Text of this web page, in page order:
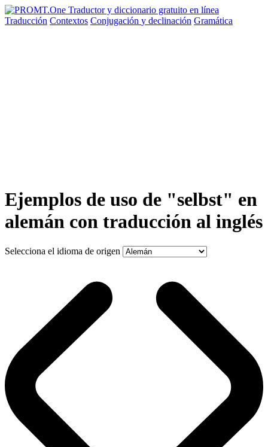
Traducción Contextos Conjugación y declinación Gramática
Ejemplos de uso de "selbst" en
alemán con traducción al inglés
Selecciona el idioma de origen